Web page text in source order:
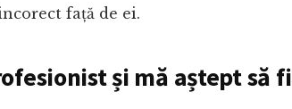
față de ei.
și mă aștept să